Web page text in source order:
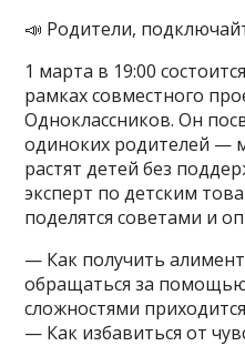
📣 Родители,
1 марта в 19:00
рамках совместного
Одноклассников. Он
одиноких родителей —
растят детей без
эксперт по детским
поделятся советами и
— Как получить
обращаться за
сложностями
— Как избавиться от